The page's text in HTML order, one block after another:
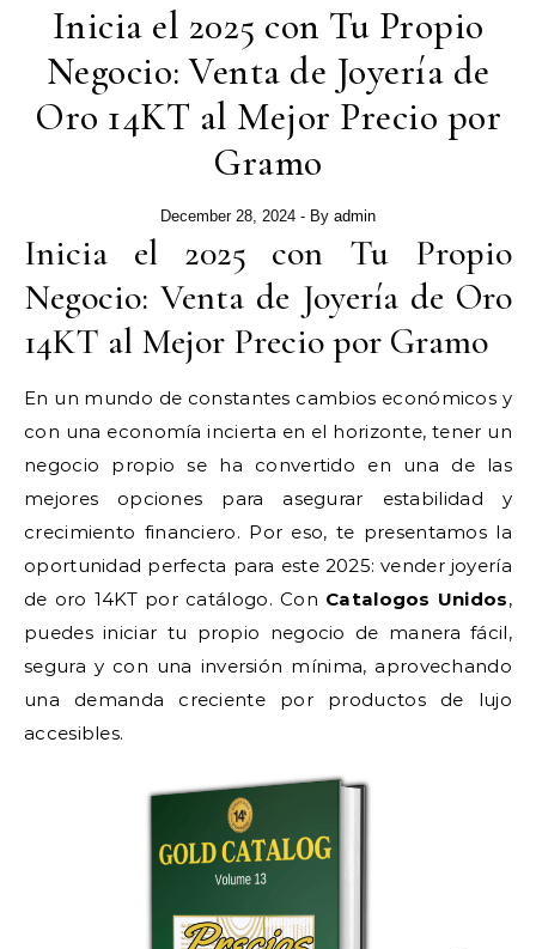
Inicia el 2025 con Tu Propio
Negocio: Venta de Joyería de
Oro 14KT al Mejor Precio por
Gramo
December 28, 2024 - By admin
Inicia el 2025 con Tu Propio
Negocio: Venta de Joyería de Oro
14KT al Mejor Precio por Gramo
En un mundo de constantes cambios económicos y
con una economía incierta en el horizonte, tener un
negocio propio se ha convertido en una de las
mejores opciones para asegurar estabilidad y
crecimiento financiero. Por eso, te presentamos la
oportunidad perfecta para este 2025: vender joyería
de oro 14KT por catálogo. Con Catalogos Unidos,
puedes iniciar tu propio negocio de manera fácil,
segura y con una inversión mínima, aprovechando
una demanda creciente por productos de lujo
accesibles.